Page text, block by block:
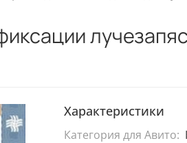
Характеристики
Категория для Авито: